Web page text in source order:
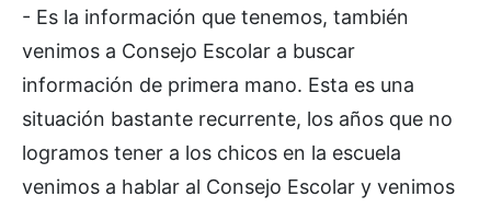
- Es la información que tenemos, también
venimos a Consejo Escolar a buscar
información de primera mano. Esta es una
situación bastante recurrente, los años que no
logramos tener a los chicos en la escuela
venimos a hablar al Consejo Escolar y venimos